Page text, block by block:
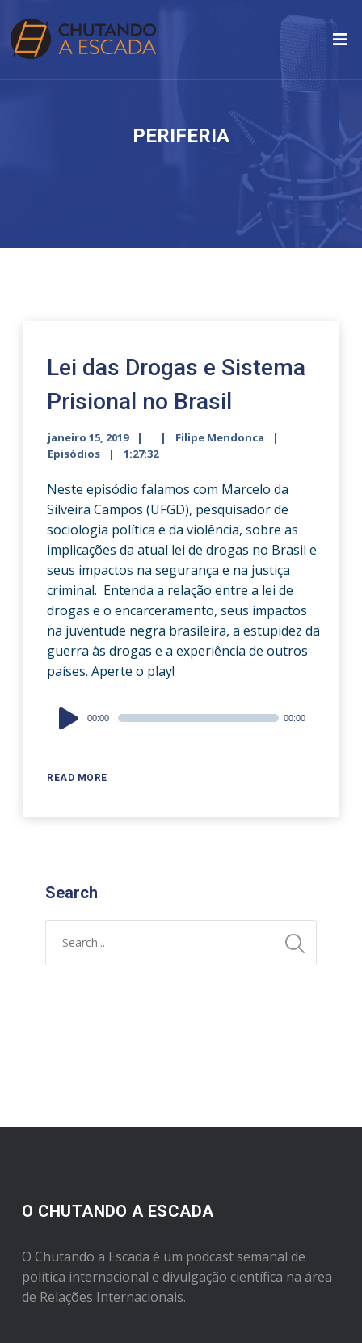
PERIFERIA
Lei das Drogas e Sistema
Prisional no Brasil
janeiro 15, 2019
Filipe Mendonca
Episódios
1:27:32
Neste episódio falamos com Marcelo da
Silveira Campos (UFGD), pesquisador de
sociologia política e da violência, sobre as
implicações da atual lei de drogas no Brasil e
seus impactos na segurança e na justiça
criminal. Entenda a relação entre a lei de
drogas e o encarceramento, seus impactos
na juventude negra brasileira, a estupidez da
guerra às drogas e a experiência de outros
países. Aperte o play!
READ MORE
Audio
Player
00:00 00:00
Search
O CHUTANDO A ESCADA
O Chutando a Escada é um podcast semanal de
política internacional e divulgação científica na área
de Relações Internacionais.